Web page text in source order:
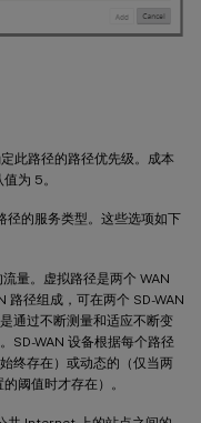
此路径的路径优先级。成本
为 5。
径的服务类型。这些选项如下
量。虚拟路径是两个 WAN
路径组成，可在两个 SD-WAN
通过不断测量和适应不断变
SD-WAN 设备根据每个路径
终存在）或动态的（仅当两
阈值时才存在）。